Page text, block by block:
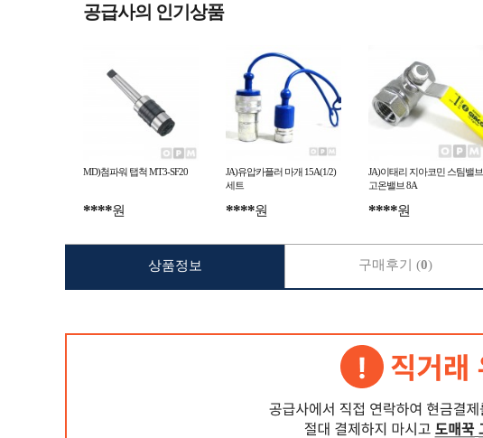
공급사의 인기상품
MD)첨파워 탭척 MT3-SF20
****원
JA)유압카플러 마개 15A(1/2)
세트
****원
JA)이태리 지아코민 스팀밸브
고온밸브 8A
****원
상품정보 구매후기 (0)